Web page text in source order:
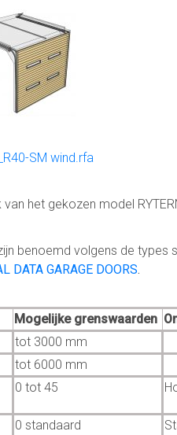
SM wind.rfa
het gekozen model
benoemd volgens de
DATA GARAGE DOORS.
Mogelijke grenswaarden
tot 3000 mm
tot 6000 mm
0 tot 45
0 standaard